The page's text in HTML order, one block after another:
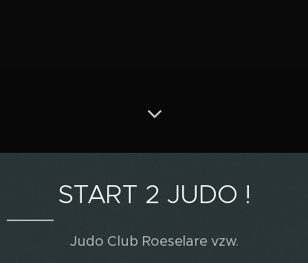
START 2 JUDO !
Judo Club Roeselare vzw.